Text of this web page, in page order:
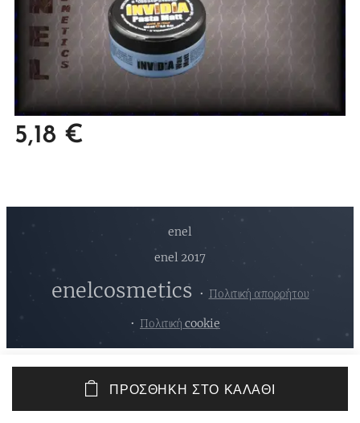
5,18 €
ΠΡΟΣΘΉΚΗ ΣΤΟ ΚΑΛΆΘΙ
enel
enel 2017
enelcosmetics Πολιτική απορρήτου
Πολιτική cookie